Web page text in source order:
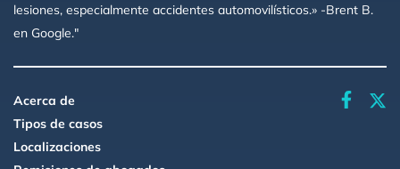
lesiones, especialmente accidentes automovilísticos.» -Brent B.
en Google."
Acerca de
Tipos de casos
Localizaciones